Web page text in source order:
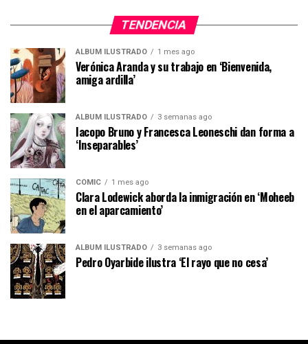
TENDENCIA
ÁLBUM ILUSTRADO 1 mes ago
Verónica Aranda y su trabajo en ‘Bienvenida,
amiga ardilla’
ÁLBUM ILUSTRADO 3 semanas ago
Iacopo Bruno y Francesca Leoneschi dan forma a
‘Inseparables’
CÓMIC 1 mes ago
Clara Lodewick aborda la inmigración en ‘Moheeb
en el aparcamiento’
ÁLBUM ILUSTRADO 3 semanas ago
Pedro Oyarbide ilustra ‘El rayo que no cesa’